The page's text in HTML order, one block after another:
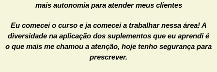
mais autonomia para atender meus clientes
Eu comecei o curso e ja comecei a trabalhar nessa área! A
diversidade na aplicação dos suplementos que eu aprendi é
o que mais me chamou a atenção, hoje tenho segurança para
prescrever.